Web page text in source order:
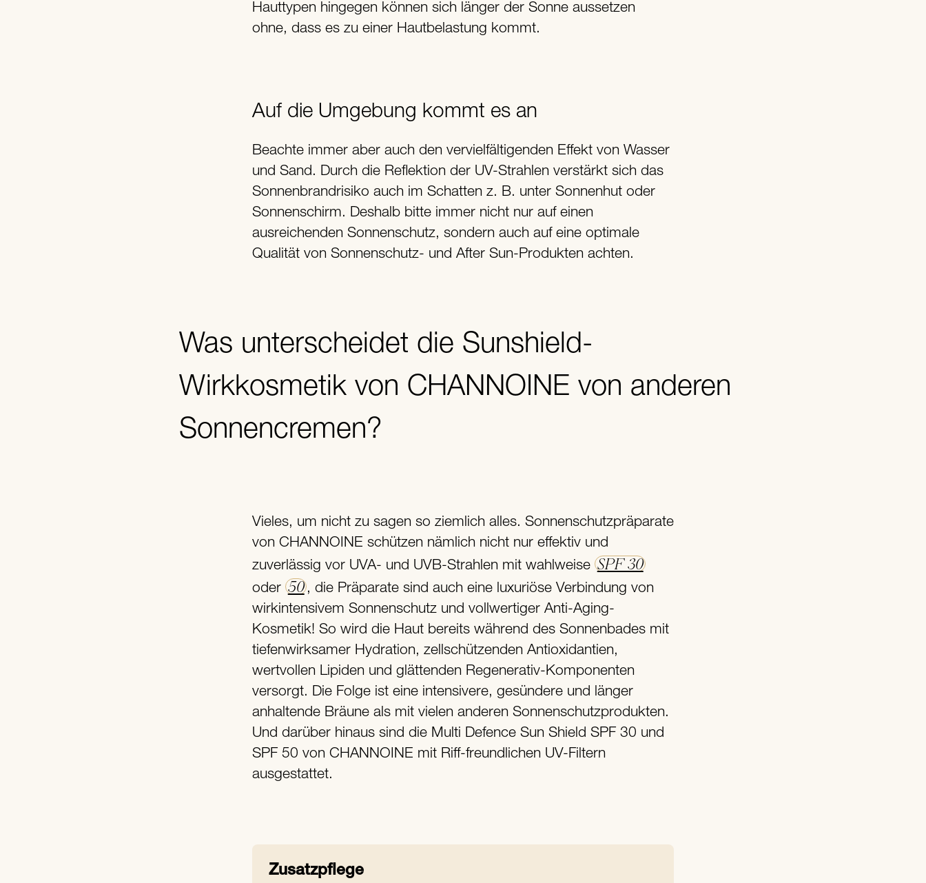
Hauttypen hingegen können sich länger der Sonne aussetzen
ohne, dass es zu einer Hautbelastung kommt.
Auf die Umgebung kommt es an
Beachte immer aber auch den vervielfältigenden Effekt von Wasser
und Sand. Durch die Reflektion der UV-Strahlen verstärkt sich das
Sonnenbrandrisiko auch im Schatten z. B. unter Sonnenhut oder
Sonnenschirm. Deshalb bitte immer nicht nur auf einen
ausreichenden Sonnenschutz, sondern auch auf eine optimale
Qualität von Sonnenschutz- und After Sun-Produkten achten.
Was unterscheidet die Sunshield-
Wirkkosmetik von CHANNOINE von anderen
Sonnencremen?
Vieles, um nicht zu sagen so ziemlich alles. Sonnenschutzpräparate
von CHANNOINE schützen nämlich nicht nur effektiv und
zuverlässig vor UVA- und UVB-Strahlen mit wahlweise SPF 30
oder 50 , die Präparate sind auch eine luxuriöse Verbindung von
wirkintensivem Sonnenschutz und vollwertiger Anti-Aging-
Kosmetik! So wird die Haut bereits während des Sonnenbades mit
tiefenwirksamer Hydration, zellschützenden Antioxidantien,
wertvollen Lipiden und glättenden Regenerativ-Komponenten
versorgt. Die Folge ist eine intensivere, gesündere und länger
anhaltende Bräune als mit vielen anderen Sonnenschutzprodukten.
Und darüber hinaus sind die Multi Defence Sun Shield SPF 30 und
SPF 50 von CHANNOINE mit Riff-freundlichen UV-Filtern
ausgestattet.
Zusatzpflege